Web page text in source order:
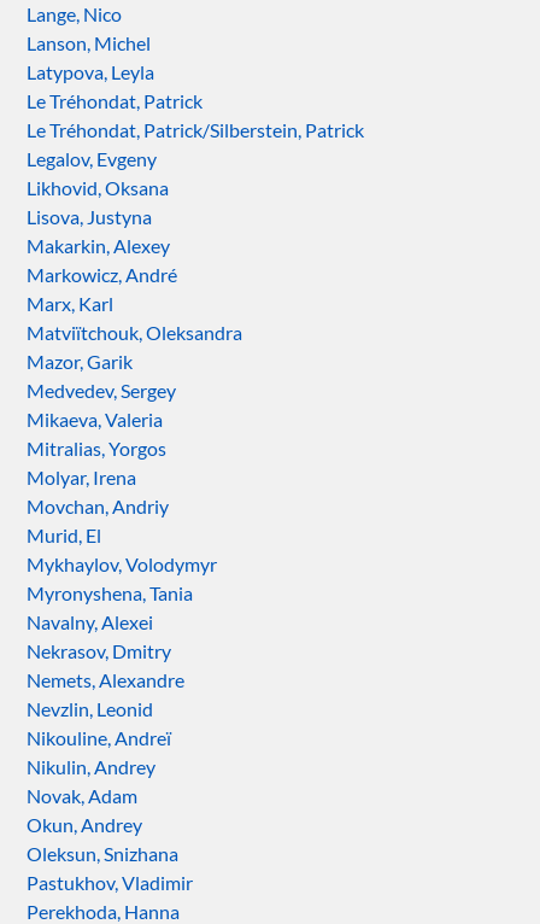
Lange, Nico
Lanson, Michel
Latypova, Leyla
Le Tréhondat, Patrick
Le Tréhondat, Patrick/Silberstein, Patrick
Legalov, Evgeny
Likhovid, Oksana
Lisova, Justyna
Makarkin, Alexey
Markowicz, André
Marx, Karl
Matviïtchouk, Oleksandra
Mazor, Garik
Medvedev, Sergey
Mikaeva, Valeria
Mitralias, Yorgos
Molyar, Irena
Movchan, Andriy
Murid, El
Mykhaylov, Volodymyr
Myronyshena, Tania
Navalny, Alexei
Nekrasov, Dmitry
Nemets, Alexandre
Nevzlin, Leonid
Nikouline, Andreï
Nikulin, Andrey
Novak, Adam
Okun, Andrey
Oleksun, Snizhana
Pastukhov, Vladimir
Perekhoda, Hanna